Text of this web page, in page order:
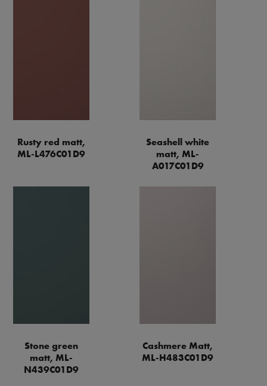
Rusty red matt,
ML-L476C01D9
Seashell white
matt, ML-
A017C01D9
Stone green
matt, ML-
N439C01D9
Cashmere Matt,
ML-H483C01D9